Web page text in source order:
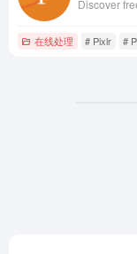
在线处理 # Pixlr #